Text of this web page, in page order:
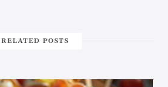
RELATED POSTS